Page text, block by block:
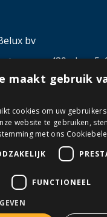
bv
439 - bus 5,
belux.com+32 9 430
OP ​ ​
Cookies
maakt gebruik
cookies om uw
website te gebruiken,
met ons
FUNCTIONEEL